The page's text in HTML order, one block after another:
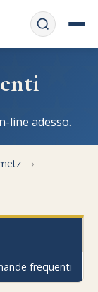
line adesso.
›
frequenti